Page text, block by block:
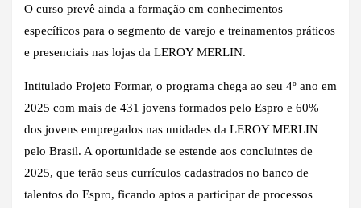
O curso prevê ainda a formação em conhecimentos
específicos para o segmento de varejo e treinamentos práticos
e presenciais nas lojas da LEROY MERLIN.
Intitulado Projeto Formar, o programa chega ao seu 4º ano em
2025 com mais de 431 jovens formados pelo Espro e 60%
dos jovens empregados nas unidades da LEROY MERLIN
pelo Brasil. A oportunidade se estende aos concluintes de
2025, que terão seus currículos cadastrados no banco de
talentos do Espro, ficando aptos a participar de processos